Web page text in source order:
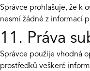
Správce prohlašuje, že k
nesmí žádné z informací
11. Práva
Správce použije vhodná
prostředků veškeré